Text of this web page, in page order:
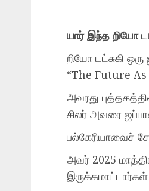
யார் இந்த றியோ
றியோ டட்சுகி
“The Future As
அவரது
சிலர் அவரை
பல்கேரியாவைச்
அவர் 2025
இருக்கமாட்டார்கள்